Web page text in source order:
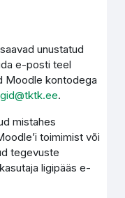
unustatud
e-posti teel
Moodle kontodega
.
mistahes
toimimist või
tegevuste
ligipääs e-